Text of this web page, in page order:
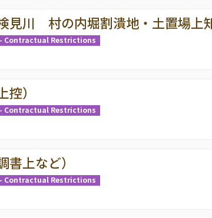
見川 村の内堀割潰地・土置場上
Contractual Restrictions
）
Contractual Restrictions
上など）
Contractual Restrictions